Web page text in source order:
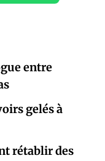
entre
gelés à
rétablir des